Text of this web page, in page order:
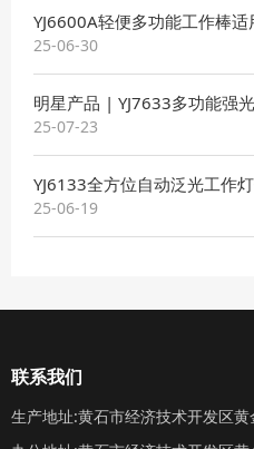
YJ6600A轻便多功能工作棒适
25-06-30
明星产品 | YJ7633多功能强
25-07-23
YJ6133全方位自动泛光工作
25-06-19
联系我们
生产地址:黄石市经济技术开发区